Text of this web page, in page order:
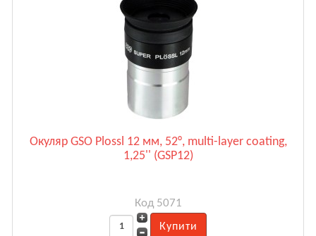
Окуляр GSO Plossl 12 мм, 52°, multi-layer coating,
1,25'' (GSP12)
Код 5071